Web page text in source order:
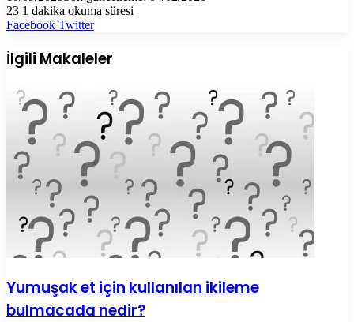
23 1 dakika okuma süresi
Facebook TwitterLinkedIn
Tumblr
Pinterest
Reddit
VKontakte
E-
ile
paylaş
Yazdır
İlgili Makaleler
Yumuşak et için kullanılan ikileme
bulmacada nedir?